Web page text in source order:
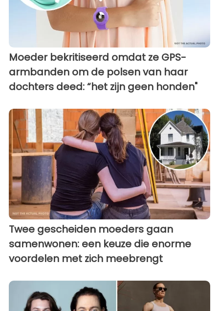
Moeder bekritiseerd omdat ze GPS-
armbanden om de polsen van haar
dochters deed: “het zijn geen honden"
Twee gescheiden moeders gaan
samenwonen: een keuze die enorme
voordelen met zich meebrengt